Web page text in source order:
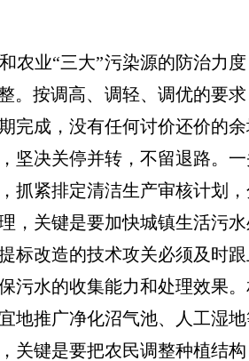
业“三大”污染源的防治力度
。按调高、调轻、调优的要
完成，没有任何讨价还价的
坚决关停并转，不留退路。
抓紧排定清洁生产审核计划
，关键是要加快城镇生活污
标改造的技术攻关必须及时
污水的收集能力和处理效果
地推广净化沼气池、人工湿
关键是要把农民调整种植结